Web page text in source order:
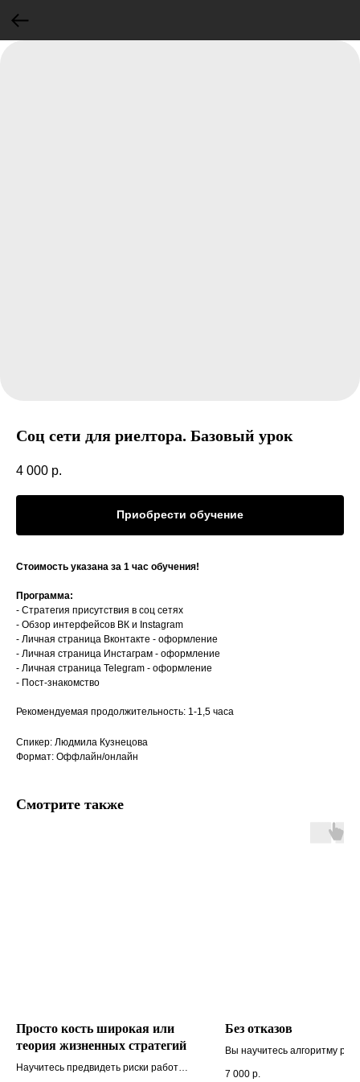
Соц сети для риелтора. Базовый урок
4 000 р.
Приобрести обучение
Стоимость указана за 1 час обучения!
Программа:
- Стратегия присутствия в соц сетях
- Обзор интерфейсов ВК и Instagram
- Личная страница Вконтакте - оформление
- Личная страница Инстаграм - оформление
- Личная страница Telegram - оформление
- Пост-знакомство
Рекомендуемая продолжительность: 1-1,5 часа
Спикер: Людмила Кузнецова
Формат: Оффлайн/онлайн
Смотрите также
Просто кость широкая или
теория жизненных стратегий
Научитесь предвидеть риски работы с
Без отказов
Вы научитесь алгоритму
отработаете самые
7 000 р.